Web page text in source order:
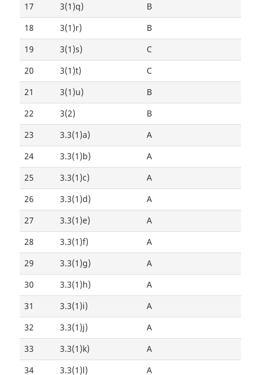
17
3(1)q)
B
18
3(1)r)
B
19
3(1)s)
C
20
3(1)t)
C
21
3(1)u)
B
22
3(2)
B
23
3.3(1)a)
A
24
3.3(1)b)
A
25
3.3(1)c)
A
26
3.3(1)d)
A
27
3.3(1)e)
A
28
3.3(1)f)
A
29
3.3(1)g)
A
30
3.3(1)h)
A
31
3.3(1)i)
A
32
3.3(1)j)
A
33
3.3(1)k)
A
34
3.3(1)l) A